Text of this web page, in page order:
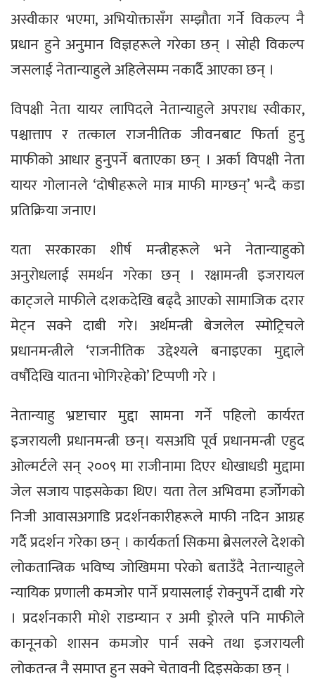
अस्वीकार भएमा, अभियोक्तासँग सम्झौता गर्ने विकल्प नै
प्रधान हुने अनुमान विज्ञहरूले गरेका छन् । सोही विकल्प
जसलाई नेतान्याहुले अहिलेसम्म नकार्दै आएका छन् ।
विपक्षी नेता यायर लापिदले नेतान्याहुले अपराध स्वीकार,
पश्चात्ताप र तत्काल राजनीतिक जीवनबाट फिर्ता हुनु
माफीको आधार हुनुपर्ने बताएका छन् । अर्का विपक्षी नेता
यायर गोलानले ‘दोषीहरूले मात्र माफी माग्छन्’ भन्दै कडा
प्रतिक्रिया जनाए।
यता सरकारका शीर्ष मन्त्रीहरूले भने नेतान्याहुको
अनुरोधलाई समर्थन गरेका छन् । रक्षामन्त्री इजरायल
काट्जले माफीले दशकदेखि बढ्दै आएको सामाजिक दरार
मेट्न सक्ने दाबी गरे। अर्थमन्त्री बेजलेल स्मोट्रिचले
प्रधानमन्त्रीले ‘राजनीतिक उद्देश्यले बनाइएका मुद्दाले
वर्षौंदेखि यातना भोगिरहेको’ टिप्पणी गरे ।
नेतान्याहु भ्रष्टाचार मुद्दा सामना गर्ने पहिलो कार्यरत
इजरायली प्रधानमन्त्री छन्। यसअघि पूर्व प्रधानमन्त्री एहुद
ओल्मर्टले सन् २००९ मा राजीनामा दिएर धोखाधडी मुद्दामा
जेल सजाय पाइसकेका थिए। यता तेल अभिवमा हर्जोगको
निजी आवासअगाडि प्रदर्शनकारीहरूले माफी नदिन आग्रह
गर्दै प्रदर्शन गरेका छन् । कार्यकर्ता सिकमा ब्रेसलरले देशको
लोकतान्त्रिक भविष्य जोखिममा परेको बताउँदै नेतान्याहुले
न्यायिक प्रणाली कमजोर पार्ने प्रयासलाई रोक्नुपर्ने दाबी गरे
। प्रदर्शनकारी मोशे राडम्यान र अमी ड्रोरले पनि माफीले
कानूनको शासन कमजोर पार्न सक्ने तथा इजरायली
लोकतन्त्र नै समाप्त हुन सक्ने चेतावनी दिइसकेका छन् ।